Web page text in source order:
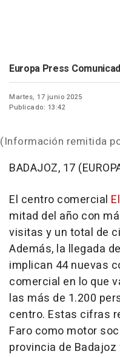
Europa Press
Martes, 17 junio 2025
Publicado: 13:42
(Información remitida
BADAJOZ, 17
El centro comercial
mitad del año con
visitas y un total de
Además, la llegada
implican 44 nuevas
comercial en lo que
las más de 1.200
centro. Estas cifras
Faro como motor
provincia de